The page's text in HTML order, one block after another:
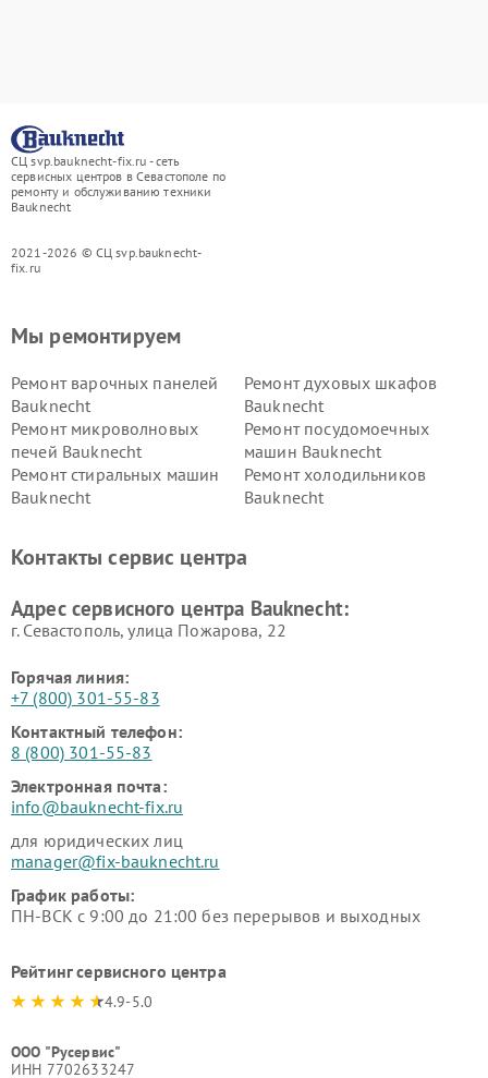
СЦ svp.bauknecht-fix.ru - сеть
сервисных центров в Севастополе по
ремонту и обслуживанию техники
Bauknecht
2021-2026 © СЦ svp.bauknecht-
fix.ru
Мы ремонтируем
Ремонт варочных панелей
Bauknecht
Ремонт духовых шкафов
Bauknecht
Ремонт микроволновых
печей Bauknecht
Ремонт посудомоечных
машин Bauknecht
Ремонт стиральных машин
Bauknecht
Ремонт холодильников
Bauknecht
Контакты сервис центра
Адрес сервисного центра Bauknecht:
г. Севастополь, улица Пожарова, 22
Горячая линия:
+7 (800) 301-55-83
Контактный телефон:
8 (800) 301-55-83
Электронная почта:
info@bauknecht-fix.ru
для юридических лиц
manager@fix-bauknecht.ru
График работы:
ПН-ВСК с 9:00 до 21:00 без перерывов и выходных
Рейтинг сервисного центра
4.9-5.0
ООО "Русервис"
ИНН 7702633247